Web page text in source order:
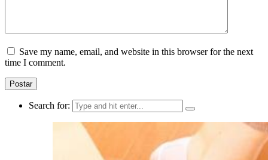
Save my name, email, and website in this browser for the next
time I comment.
Search for: